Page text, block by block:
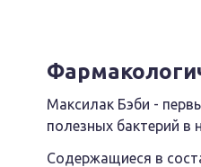
Максилак Бэби -
полезных бактерий в
Содержащиеся в